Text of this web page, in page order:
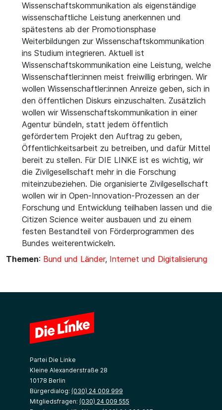
Wissenschaftskommunikation als eigenständige
wissenschaftliche Leistung anerkennen und
spätestens ab der Promotionsphase
Weiterbildungen zur Wissenschaftskommunikation
ins Studium integrieren. Aktuell ist
Wissenschaftskommunikation eine Leistung, welche
Wissenschaftler:innen meist freiwillig erbringen. Wir
wollen Wissenschaftler:innen Anreize geben, sich in
den öffentlichen Diskurs einzuschalten. Zusätzlich
wollen wir Wissenschaftskommunikation in einer
Agentur bündeln, statt jedem öffentlich
gefördertem Projekt den Auftrag zu geben,
Öffentlichkeitsarbeit zu betreiben, und dafür Mittel
bereit zu stellen. Für DIE LINKE ist es wichtig, wir
die Zivilgesellschaft mehr in die Forschung
miteinzubeziehen. Die organisierte Zivilgesellschaft
wollen wir in Open-Innovation-Prozessen an der
Forschung und Entwicklung teilhaben lassen und die
Citizen Science weiter ausbauen und zu einem
festen Bestandteil von Förderprogrammen des
Bundes weiterentwickeln.
Themen: Bund und Länder, Internet und Digitalisierung
Partei Die Linke
Kleine Alexanderstraße 28
10178 Berlin
Bürgerdialog: (030) 24 009 999
Mitgliedsfragen: (030) 24 009 555